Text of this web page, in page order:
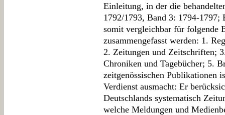
Einleitung, in der die
1792/1793, Band 3: 1794-
somit vergleichbar für folgende
zusammengefasst werden: 1.
2. Zeitungen und Zeitschriften;
Chroniken und Tagebücher; 5.
zeitgenössischen Publikationen
Verdienst ausmacht: Er
Deutschlands systematisch
welche Meldungen und